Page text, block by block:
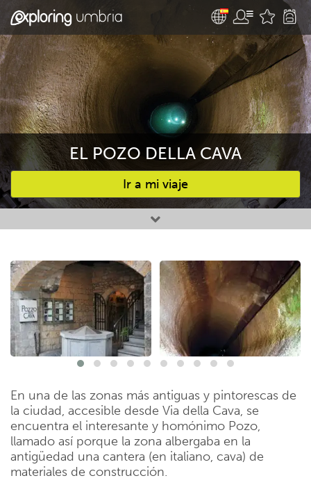
EL POZO DELLA CAVA
Ir a mi viaje
Favourites
En una de las zonas más antiguas y pintorescas de
la ciudad, accesible desde Via della Cava, se
encuentra el interesante y homónimo Pozo,
llamado así porque la zona albergaba en la
antigüedad una cantera (en italiano, cava) de
materiales de construcción.